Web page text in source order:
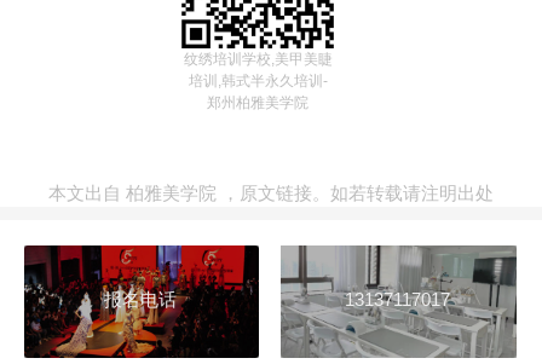
纹绣培训学校,美甲美睫
培训,韩式半永久培训-
郑州柏雅美学院
本文出自 柏雅美学院 ， 原文链接。如若转载请注明出处
报名电话 13137117017